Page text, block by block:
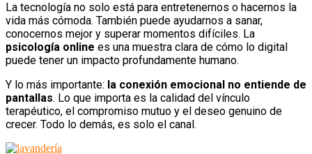
La tecnología no solo está para entretenernos o hacernos la
vida más cómoda. También puede ayudarnos a sanar,
conocernos mejor y superar momentos difíciles. La
psicología online es una muestra clara de cómo lo digital
puede tener un impacto profundamente humano.
Y lo más importante: la conexión emocional no entiende de
pantallas. Lo que importa es la calidad del vínculo
terapéutico, el compromiso mutuo y el deseo genuino de
crecer. Todo lo demás, es solo el canal.